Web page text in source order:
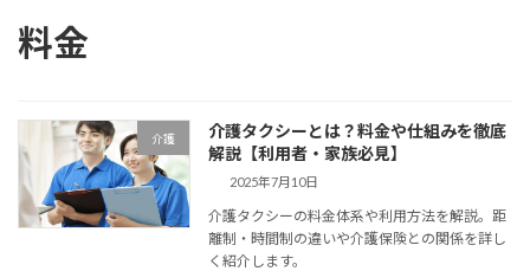
料金
介護
介護タクシーとは？料金や仕組みを徹底
解説【利用者・家族必見】
2025年7月10日
介護タクシーの料金体系や利用方法を解説。距
離制・時間制の違いや介護保険との関係を詳し
く紹介します。